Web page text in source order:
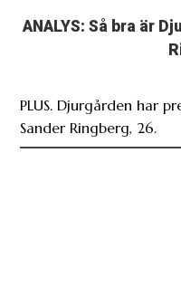
ANALYS: Så bra är
PLUS. Djurgården har
Sander Ringberg, 26.